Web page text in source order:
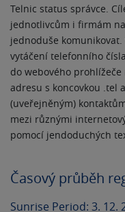
Telnic status správce.
jednotlivcům i firmám
jednoduše
vytáčení telefonního
do webového
adresu s koncovkou .tel
(uveřejněným)
mezi různými
pomocí jendoduchých
Časový průběh
Sunrise Period: 3. 12.